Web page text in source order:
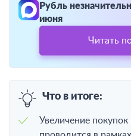
Рубль
июня
Читать
Что в итоге:
Увеличение